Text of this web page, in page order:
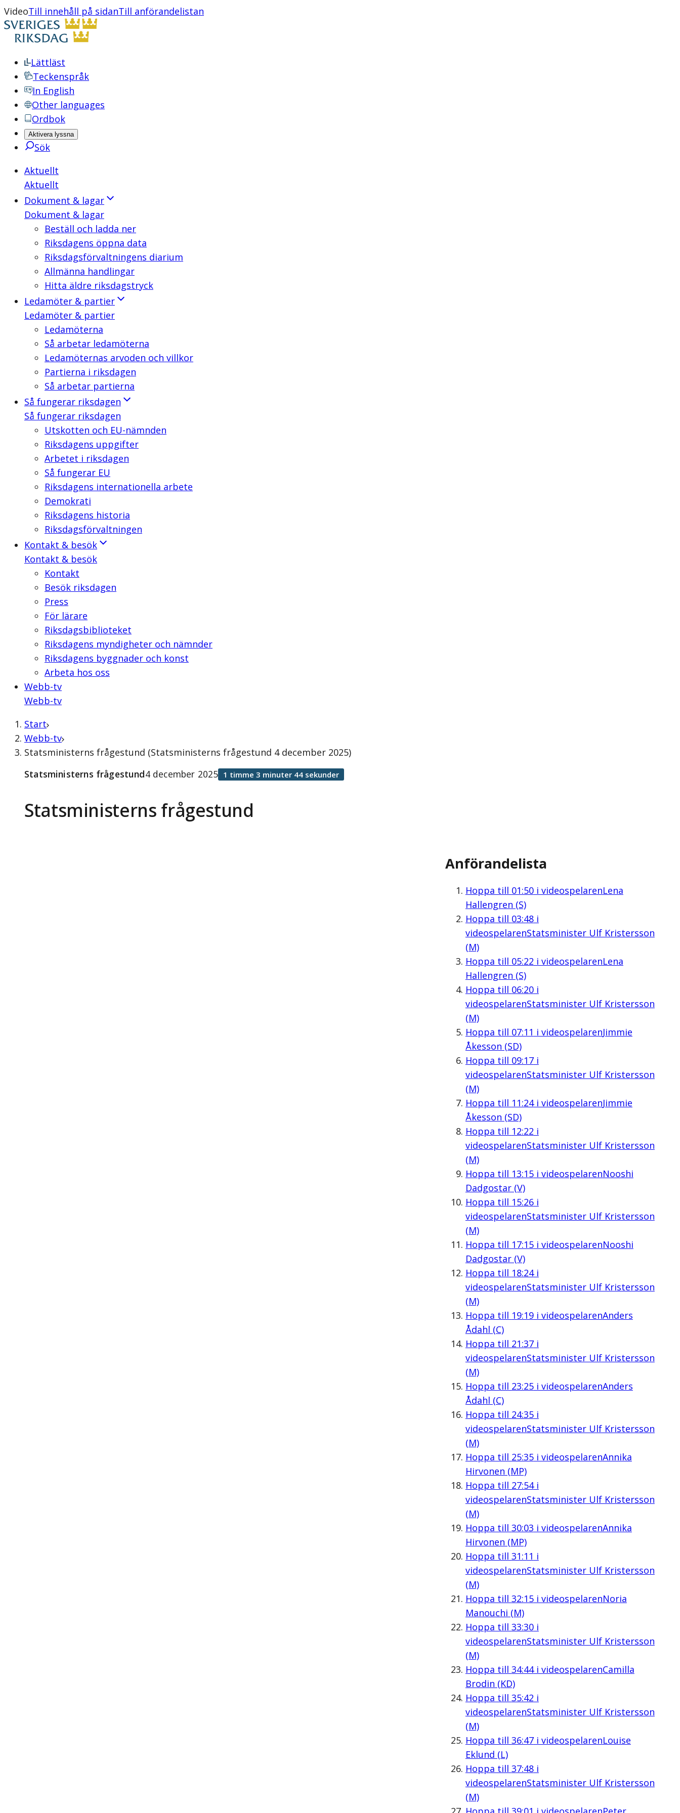
VideoTill innehåll på sidanTill anförandelistan
Lättläst
Teckenspråk
In English
Other languages
Ordbok
Aktivera lyssna
Sök
Aktuellt
Aktuellt
Dokument & lagar
Dokument & lagar
Beställ och ladda ner
Riksdagens öppna data
Riksdagsförvaltningens diarium
Allmänna handlingar
Hitta äldre riksdagstryck
Ledamöter & partier
Ledamöter & partier
Ledamöterna
Så arbetar ledamöterna
Ledamöternas arvoden och villkor
Partierna i riksdagen
Så arbetar partierna
Så fungerar riksdagen
Så fungerar riksdagen
Utskotten och EU-nämnden
Riksdagens uppgifter
Arbetet i riksdagen
Så fungerar EU
Riksdagens internationella arbete
Demokrati
Riksdagens historia
Riksdagsförvaltningen
Kontakt & besök
Kontakt & besök
Kontakt
Besök riksdagen
Press
För lärare
Riksdagsbiblioteket
Riksdagens myndigheter och nämnder
Riksdagens byggnader och konst
Arbeta hos oss
Webb-tv
Webb-tv
Start
Webb-tv
Statsministerns frågestund (Statsministerns frågestund 4 december 2025)
Statsministerns frågestund
Statsministerns frågestund4 december 2025 1 timme 3 minuter 44 sekunder
Anförandelista
Hoppa till 01:50i videospelarenLena
Hallengren (S)
Hoppa till 03:48i
videospelarenStatsminister Ulf Kristersson
(M)
Hoppa till 05:22 i videospelarenLena
Hallengren (S)
Hoppa till 06:20i
videospelarenStatsminister Ulf Kristersson
(M)
Hoppa till 07:11 i videospelarenJimmie
Åkesson (SD)
Hoppa till 09:17i
videospelarenStatsminister Ulf Kristersson
(M)
Hoppa till 11:24i videospelarenJimmie
Åkesson (SD)
Hoppa till 12:22 i
videospelarenStatsminister Ulf Kristersson
(M)
Hoppa till 13:15i videospelarenNooshi
Dadgostar (V)
Hoppa till 15:26i
videospelarenStatsminister Ulf Kristersson
(M)
Hoppa till 17:15i videospelarenNooshi
Dadgostar (V)
Hoppa till 18:24i
videospelarenStatsminister Ulf Kristersson
(M)
Hoppa till 19:19i videospelarenAnders
Ådahl (C)
Hoppa till 21:37i
videospelarenStatsminister Ulf Kristersson
(M)
Hoppa till 23:25i videospelarenAnders
Ådahl (C)
Hoppa till 24:35i
videospelarenStatsminister Ulf Kristersson
(M)
Hoppa till 25:35i videospelarenAnnika
Hirvonen (MP)
Hoppa till 27:54i
videospelarenStatsminister Ulf Kristersson
(M)
Hoppa till 30:03 i videospelarenAnnika
Hirvonen (MP)
Hoppa till 31:11 i
videospelarenStatsminister Ulf Kristersson
(M)
Hoppa till 32:15i videospelarenNoria
Manouchi (M)
Hoppa till 33:30i
videospelarenStatsminister Ulf Kristersson
(M)
Hoppa till 34:44i videospelarenCamilla
Brodin (KD)
Hoppa till 35:42 i
videospelarenStatsminister Ulf Kristersson
(M)
Hoppa till 36:47i videospelarenLouise
Eklund (L)
Hoppa till 37:48i
videospelarenStatsminister Ulf Kristersson
(M)